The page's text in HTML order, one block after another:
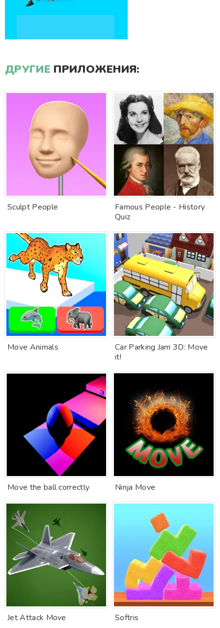
ДРУГИЕ ПРИЛОЖЕНИЯ:
Sculpt People
Famous People - History
Quiz
Move Animals
Car Parking Jam 3D: Move
it!
Move the ball correctly Ninja Move
Jet Attack Move Softris